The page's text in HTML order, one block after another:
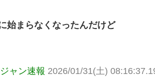
始まらなくなったんだけど
ャン速報 2026/01/31(土)